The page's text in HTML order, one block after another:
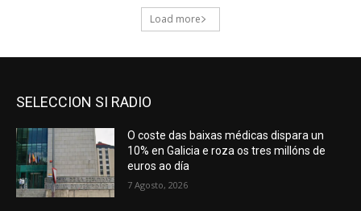
SELECCION SI RADIO
O coste das baixas médicas dispara un
10% en Galicia e roza os tres millóns de
euros ao día
7 Agosto, 2026